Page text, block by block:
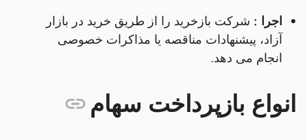
اجرا : شرکت بازخرید را از طریق خرید در بازار
آزاد، پیشنهادات مناقصه یا مذاکرات خصوصی
انجام می دهد.
انواع بازپرداخت سهام